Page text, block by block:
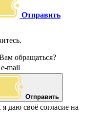
Отправить
обращаться?
mail
Отправить
даю своё согласие на